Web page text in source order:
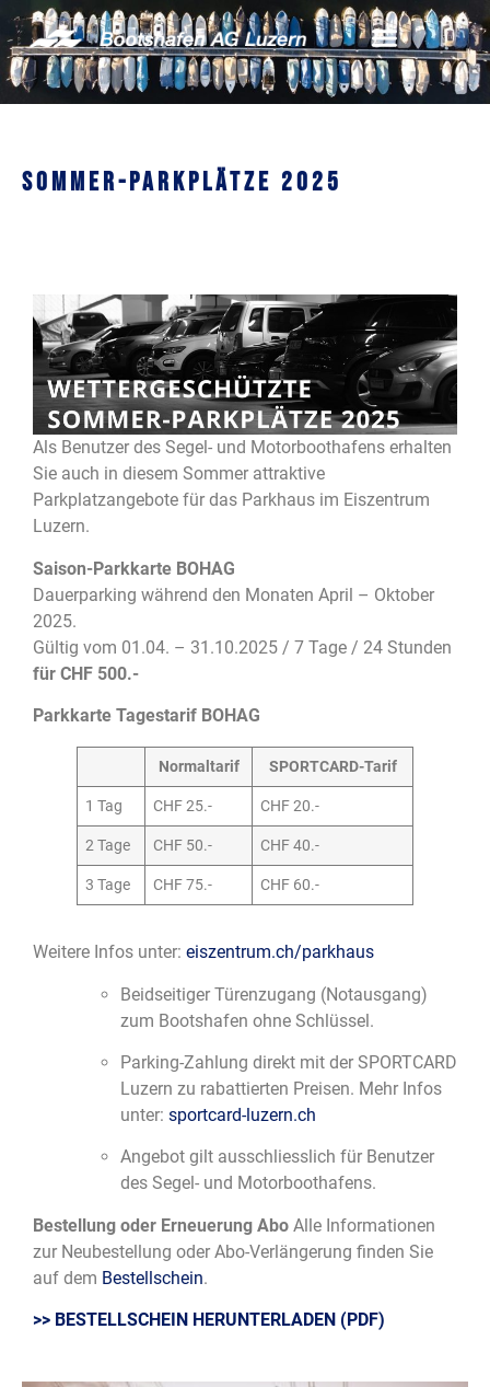
Sommer-Parkplätze 2025
Als Benutzer des Segel- und Motorboothafens erhalten
Sie auch in diesem Sommer attraktive
Parkplatzangebote für das Parkhaus im Eiszentrum
Luzern.
Saison-Parkkarte BOHAG
Dauerparking während den Monaten April – Oktober
2025.
Gültig vom 01.04. – 31.10.2025 / 7 Tage / 24 Stunden
für CHF 500.-
Parkkarte Tagestarif BOHAG
Normaltarif SPORTCARD-Tarif
1 Tag CHF 25.- CHF 20.-
2 Tage CHF 50.- CHF 40.-
3 Tage CHF 75.- CHF 60.-
Weitere Infos unter: eiszentrum.ch/parkhaus
Beidseitiger Türenzugang (Notausgang)
zum Bootshafen ohne Schlüssel.
Parking-Zahlung direkt mit der SPORTCARD
Luzern zu rabattierten Preisen. Mehr Infos
unter: sportcard-luzern.ch
Angebot gilt ausschliesslich für Benutzer
des Segel- und Motorboothafens.
Bestellung oder Erneuerung Abo Alle Informationen
zur Neubestellung oder Abo-Verlängerung finden Sie
auf dem Bestellschein.
>> BESTELLSCHEIN HERUNTERLADEN (PDF)